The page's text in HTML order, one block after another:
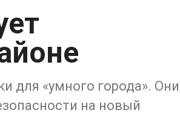
для «умного города». Они
на новый